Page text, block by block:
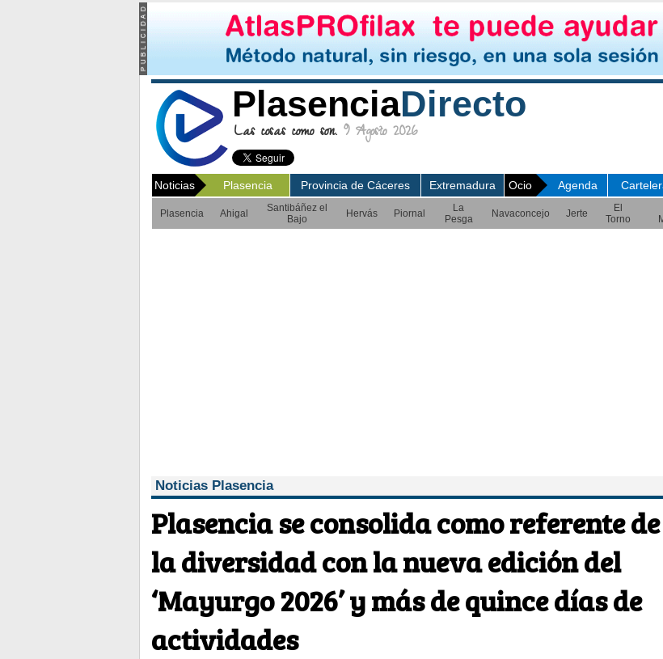
PlasenciaDirecto
Las cosas como son. 9 Agosto 2026
Noticias Plasencia Provincia de Cáceres Extremadura Ocio Agenda
Plasencia Ahigal
Santibáñez el
Bajo
Hervás Piornal
La
Pesga
Navaconcejo Jerte
El
Torno
Noticias Plasencia
Plasencia se consolida como referente de
la diversidad con la nueva edición del
‘Mayurgo 2026’ y más de quince días de
actividades